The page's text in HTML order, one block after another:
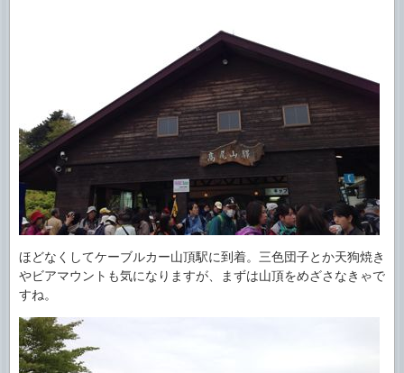
ほどなくしてケーブルカー山頂駅に到着。三色団子とか天狗焼き
やビアマウントも気になりますが、まずは山頂をめざさなきゃで
すね。